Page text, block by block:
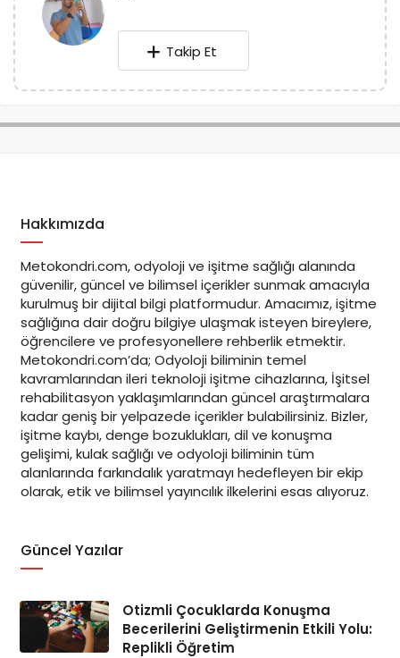
Takip Et
Hakkımızda
Metokondri.com, odyoloji ve işitme sağlığı alanında
güvenilir, güncel ve bilimsel içerikler sunmak amacıyla
kurulmuş bir dijital bilgi platformudur. Amacımız, işitme
sağlığına dair doğru bilgiye ulaşmak isteyen bireylere,
öğrencilere ve profesyonellere rehberlik etmektir.
Metokondri.com’da; Odyoloji biliminin temel
kavramlarından ileri teknoloji işitme cihazlarına, İşitsel
rehabilitasyon yaklaşımlarından güncel araştırmalara
kadar geniş bir yelpazede içerikler bulabilirsiniz. Bizler,
işitme kaybı, denge bozuklukları, dil ve konuşma
gelişimi, kulak sağlığı ve odyoloji biliminin tüm
alanlarında farkındalık yaratmayı hedefleyen bir ekip
olarak, etik ve bilimsel yayıncılık ilkelerini esas alıyoruz.
Güncel Yazılar
Otizmli Çocuklarda Konuşma
Becerilerini Geliştirmenin Etkili Yolu:
Replikli Öğretim